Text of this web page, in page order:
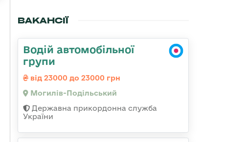
ВАКАНСІЇ
Водій автомобільної
групи
від 23000 до 23000 грн
Могилів-Подільський
Державна прикордонна служба
України